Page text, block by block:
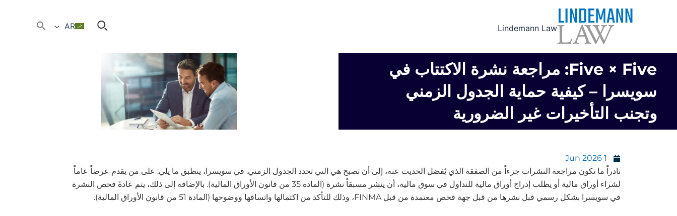
Lindemann Law
AR
Five × Five: مراجعة نشرة الاكتتاب في
سويسرا – كيفية حماية الجدول الزمني
وتجنب التأخيرات غير الضرورية
1 Jun 2026
نادراً ما تكون مراجعة النشرات جزءاً من الصفقة الذي يُفضل الحديث عنه، إلى أن تصبح هي التي تحدد الجدول الزمني. في سويسرا، ينطبق ما يلي: على من يقدم عرضاً عاماً
لشراء أوراق مالية أو يطلب إدراج أوراق مالية للتداول في سوق مالية، أن ينشر مسبقاً نشرة (المادة 35 من قانون الأوراق المالية). بالإضافة إلى ذلك، يتم عادةً فحص النشرة
في سويسرا بشكل رسمي قبل نشرها من قبل جهة فحص معتمدة من قبل FINMA، وذلك للتأكد من اكتمالها واتساقها ووضوحها (المادة 51 من قانون الأوراق المالية).